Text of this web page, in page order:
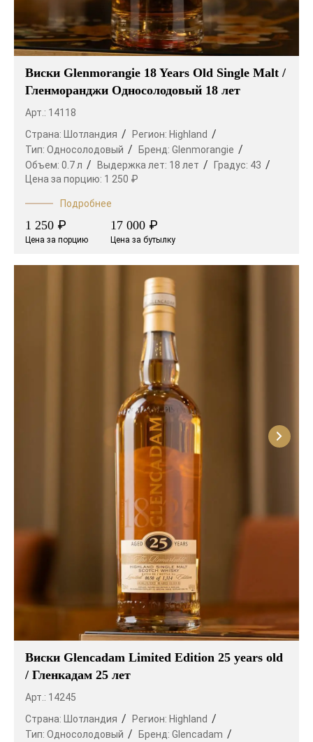
Виски Glenmorangie 18 Years Old Single Malt /
Гленморанджи Односолодовый 18 лет
Арт.: 14118
Страна:
Шотландия Регион: Highland
Тип: Односолодовый Бренд: Glenmorangie
Объем: 0.7 л Выдержка лет: 18 лет Градус: 43
Цена за порцию: 1 250 ₽
Подробнее
1 250 ₽
Цена за порцию
17 000 ₽
Цена за бутылку
Виски Glencadam Limited Edition 25 years old
/ Гленкадам 25 лет
Арт.: 14245
Страна: Шотландия Регион: Highland
Тип: Односолодовый Бренд: Glencadam